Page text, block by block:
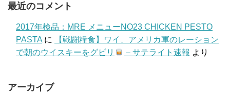
最近のコメント
2017年検品：MRE メニューNO23 CHICKEN PESTO
PASTA に
【戦闘糧食】ワイ、アメリカ軍のレーション
で朝のウイスキーをグビリ
– サテライト速報 より
アーカイブ